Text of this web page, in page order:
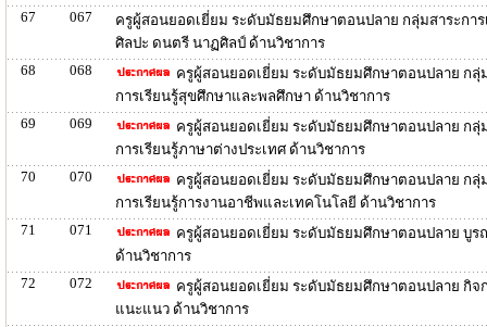
67
067
ครูผู้สอนยอดเยี่ยม ระดับมัธยมศึกษาตอนปลาย กลุ่มสาระการ
ศิลปะ ดนตรี นาฏศิลป์ ด้านวิชาการ
68
068
ครูผู้สอนยอดเยี่ยม ระดับมัธยมศึกษาตอนปลาย กลุ่
การเรียนรู้สุขศึกษาและพลศึกษา ด้านวิชาการ
69
069
ครูผู้สอนยอดเยี่ยม ระดับมัธยมศึกษาตอนปลาย กลุ่
การเรียนรู้ภาษาต่างประเทศ ด้านวิชาการ
70
070
ครูผู้สอนยอดเยี่ยม ระดับมัธยมศึกษาตอนปลาย กลุ่
การเรียนรู้การงานอาชีพและเทคโนโลยี ด้านวิชาการ
71
071
ครูผู้สอนยอดเยี่ยม ระดับมัธยมศึกษาตอนปลาย บูร
ด้านวิชาการ
72
072
ครูผู้สอนยอดเยี่ยม ระดับมัธยมศึกษาตอนปลาย กิจ
แนะแนว ด้านวิชาการ